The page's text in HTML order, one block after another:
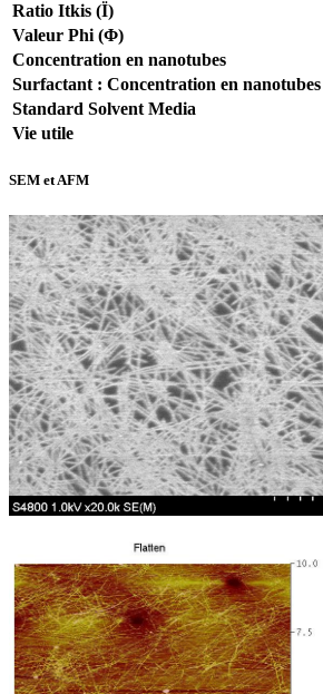
Ratio Itkis (Ї)
Valeur Phi (Φ)
Concentration en nanotubes
Surfactant : Concentration en nanotubes
Standard Solvent Media
Vie utile
SEM et AFM